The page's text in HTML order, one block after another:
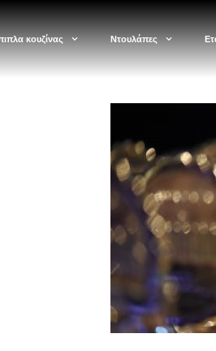
κουζίνας Ντουλάπες